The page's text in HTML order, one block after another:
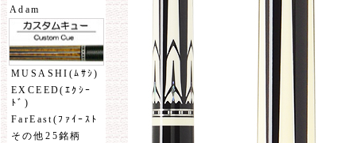
Adam
MUSASHI(ﾑｻｼ)
EXCEED(ｴｸｼｰ
ﾄﾞ)
FarEast(ﾌｧｲｰｽﾄ
その他25銘柄